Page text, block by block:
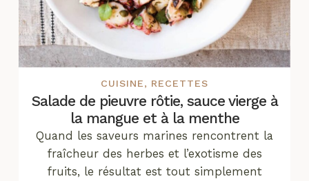
CUISINE, RECETTES
Salade de pieuvre rôtie, sauce vierge à
la mangue et à la menthe
Quand les saveurs marines rencontrent la
fraîcheur des herbes et l’exotisme des
fruits, le résultat est tout simplement